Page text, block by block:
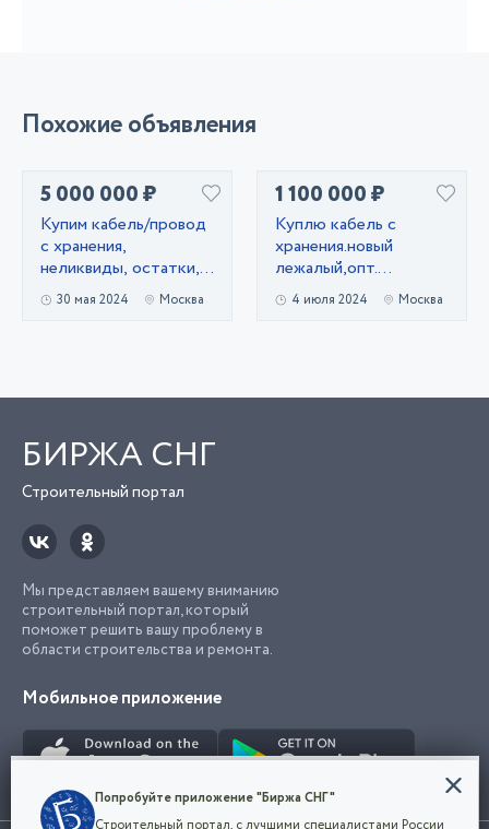
Похожие объявления
5 000 000 ₽
Купим кабель/провод
с хранения,
неликвиды, остатки,
новый.
30 мая 2024 Москва
1 100 000 ₽
Kyплю кабель c
хранения.новый
лежалый,опт.
Неликвиды
4 июля 2024 Москва
БИРЖА СНГ
Строительный портал
Мы представляем вашему вниманию
строительный портал, который
поможет решить вашу проблему в
области строительства и ремонта.
Мобильное приложение
Конфиденциальность
Мы используем файлы cookie, чтобы сделать
Попробуйте приложение "Биржа СНГ"